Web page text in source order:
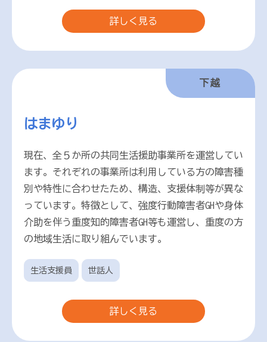
詳しく見る
はまゆり
下越
現在、全５か所の共同生活援助事業所を運営してい
ます。それぞれの事業所は利用している方の障害種
別や特性に合わせたため、構造、支援体制等が異な
っています。特徴として、強度行動障害者GHや身体
介助を伴う重度知的障害者GH等も運営し、重度の方
の地域生活に取り組んでいます。
生活支援員 世話人
詳しく見る